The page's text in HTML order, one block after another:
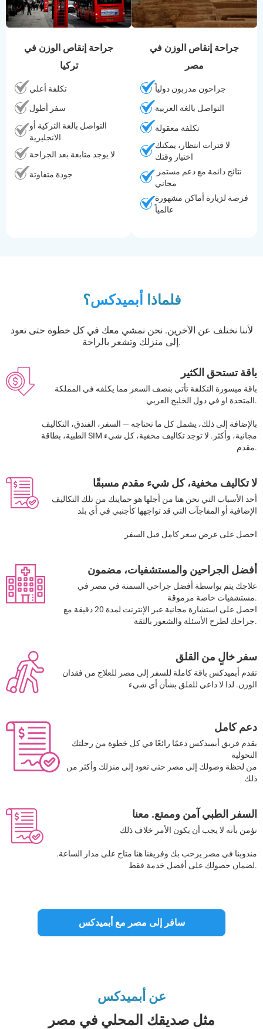
جراحة إنقاص الوزن في
تركيا
تكلفة أعلي
سفر أطول
التواصل بالغة التركية أو
الانجليزية
لا يوجد متابعة بعد الجراحة
جودة متفاوتة
جراحة إنقاص الوزن في
مصر
جراحون مدربون دولياً
التواصل بالغة العربية
تكلفة معقولة
لا فترات انتظار، يمكنك
اختيار وقتك
مجاني
فرصة لزيارة أماكن مشهورة
عالمياً
فلماذا أبميدكس؟
لأننا نختلف عن الآخرين. نحن نمشي معك في كل خطوة حتى تعود
إلى منزلك وتشعر بالراحة.
باقة تستحق الكثير
باقة ميسورة التكلفة تأتي بنصف السعر مما يكلفه في المملكة
المتحدة او في دول الخليج العربي.
بالإضافة إلى ذلك، يشمل كل ما تحتاجه — السفر، الفندق، التكاليف
الطبية، بطاقة SIM مجانية، وأكثر. لا توجد تكاليف مخفية، كل شيء
مقدم.
لا تكاليف مخفية، كل شيء مقدم مسبقًا
أحد الأسباب التي نحن هنا من أجلها هو حمايتك من تلك التكاليف
الإضافية أو المفاجآت التي قد تواجهها كأجنبي في أي بلد
احصل على عرض سعر كامل قبل السفر
أفضل الجراحين والمستشفيات، مضمون
علاجك يتم بواسطة أفضل جراحي السمنة في مصر في
مستشفيات خاصة مرموقة.
احصل على استشارة مجانية عبر الإنترنت لمدة 20 دقيقة مع
جراحك لطرح الأسئلة والشعور بالثقة.
سفر خالٍ من القلق
تقدم أبميدكس باقة كاملة للسفر إلى مصر للعلاج من فقدان
الوزن. لذا لا داعي للقلق بشأن أي شيء
دعم كامل
يقدم فريق أبميدكس دعمًا رائعًا في كل خطوة من رحلتك
التحولية
من لحظة وصولك إلى مصر حتى تعود إلى منزلك وأكثر من
ذلك
السفر الطبي آمن وممتع. معنا
نؤمن بأنه لا يجب أن يكون الأمر خلاف ذلك
.مندوبنا في مصر يرحب بك وفريقنا هنا متاح على مدار الساعة
لضمان حصولك على أفضل خدمة فقط.
سافر إلى مصر مع أبميدكس
عن أبميدكس
مثل صديقك المحلي في مصر